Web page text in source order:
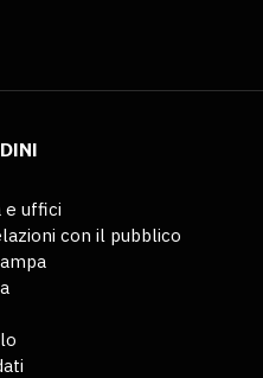
e uffici
con il pubblico